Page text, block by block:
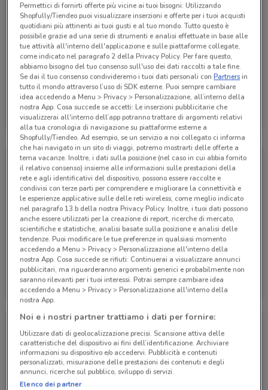
TIM
Scade il 07/09 991 m
TIM
Scade il 30/08 991 m
TIM
Scade il 06/09
Permettici di fornirti offerte più vicine ai tuoi bisogni: Utilizzando
Shopfully/Tiendeo puoi visualizzare inserzioni e offerte per i tuoi acquisti
quotidiani più attinenti ai tuoi gusti e al tuo mondo. Tutto questo è
possibile grazie ad una serie di strumenti e analisi effettuate in base alle
tue attività all'interno dell'applicazione e sulle piattaforme collegate,
come indicato nel paragrafo 2 della Privacy Policy. Per fare questo,
abbiamo bisogno del tuo consenso sull'uso dei dati raccolti a tale fine.
Se dai il tuo consenso condivideremo i tuoi dati personali conPartnersin
tutto il mondo attraverso l’uso di SDK esterne. Puoi sempre cambiare
idea accedendo a Menu > Privacy > Personalizzazione, all’interno della
nostra App. Cosa succede se accetti: Le inserzioni pubblicitarie che
visualizzerai all'interno dell’app potranno trattare di argomenti relativi
alla tua cronologia di navigazione su piattaforme esterne a
Shopfully/Tiendeo. Ad esempio, se un servizio a noi collegato ci informa
che hai navigato in un sito di viaggi, potremo mostrarti delle offerte a
tema vacanze. Inoltre, i dati sulla posizione (nel caso in cui abbia fornito
il relativo consenso) insieme alle informazioni sulle prestazioni della
rete e agli identificativi del dispositivo, possono essere raccolte e
condivisi con terze parti per comprendere e migliorare la connettività e
le esperienze applicative sulle delle reti wireless, come meglio indicato
nel paragrafo 13.b della nostra Privacy Policy. Inoltre, i tuoi dati possono
anche essere utilizzati per la creazione di report, ricerche di mercato,
scientifiche e statistiche, analisi basate sulla posizione e analisi delle
tendenze. Puoi modificare le tue preferenze in qualsiasi momento
accedendo a Menu > Privacy > Personalizzazione all'interno della
nostra App. Cosa succede se rifiuti: Continuerai a visualizzare annunci
pubblicitari, ma riguarderanno argomenti generici e probabilmente non
saranno rilevanti per i tuoi interessi. Potrai sempre cambiare idea
accedendo a Menu > Privacy > Personalizzazione all'interno della
nostra App.
Noi e i nostri partner trattiamo i dati per fornire:
Utilizzare dati di geolocalizzazione precisi. Scansione attiva delle
caratteristiche del dispositivo ai fini dell’identificazione. Archiviare
informazioni su dispositivo e/o accedervi. Pubblicità e contenuti
personalizzati, misurazione delle prestazioni dei contenuti e degli
annunci, ricerche sul pubblico, sviluppo di servizi.
Elenco dei partner